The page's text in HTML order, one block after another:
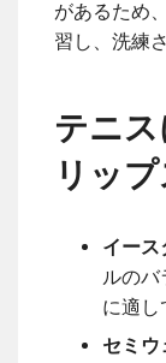
があるため
習し、洗練
テニ
リッ
イース
ルのバ
に適し
セミウ